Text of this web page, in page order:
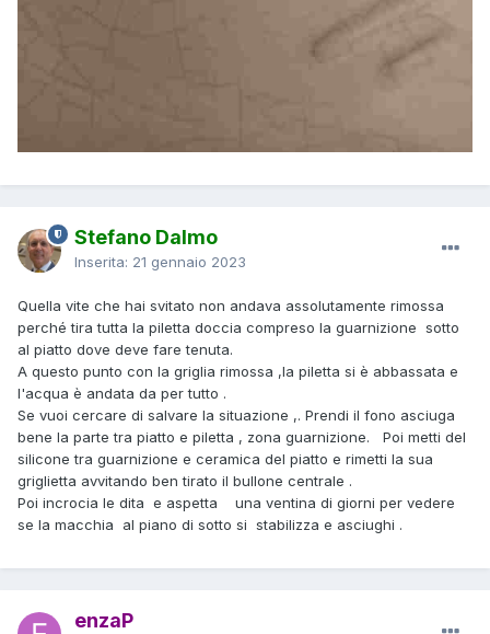
Stefano Dalmo
Inserita: 21 gennaio 2023
Quella vite che hai svitato non andava assolutamente rimossa
perché tira tutta la piletta doccia compreso la guarnizione sotto
al piatto dove deve fare tenuta.
A questo punto con la griglia rimossa ,la piletta si è abbassata e
l'acqua è andata da per tutto .
Se vuoi cercare di salvare la situazione ,. Prendi il fono asciuga
bene la parte tra piatto e piletta , zona guarnizione. Poi metti del
silicone tra guarnizione e ceramica del piatto e rimetti la sua
griglietta avvitando ben tirato il bullone centrale .
Poi incrocia le dita e aspetta una ventina di giorni per vedere
se la macchia al piano di sotto si stabilizza e asciughi .
enzaP